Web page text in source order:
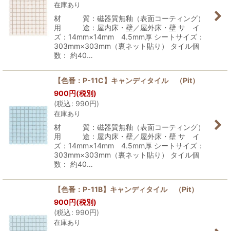
在庫あり
材 質：磁器質無釉（表面コーティング）
用 途：屋内床・壁／屋外床・壁 サ イ
ズ：14mm×14mm 4.5mm厚 シートサイズ：
303mm×303mm（裏ネット貼り） タイル個
数： 約40…
【色番：P-11C】キャンディタイル （Pit）
900円(税別)
(税込: 990円)
在庫あり
材 質：磁器質無釉（表面コーティング）
用 途：屋内床・壁／屋外床・壁 サ イ
ズ：14mm×14mm 4.5mm厚 シートサイズ：
303mm×303mm（裏ネット貼り） タイル個
数： 約40…
【色番：P-11B】キャンディタイル （Pit）
900円(税別)
(税込: 990円)
在庫あり